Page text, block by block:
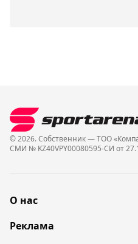
© 2026. Собственник — ТОО
СМИ № KZ40VPY00080595-СИ от
О нас
Реклама